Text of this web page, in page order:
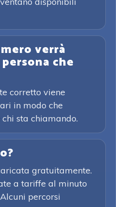
verrà
che
corretto viene
in modo che
chi sta chiamando.
gratuitamente.
a tariffe al minuto
percorsi